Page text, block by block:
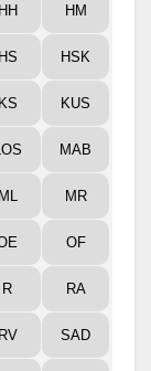
HH HM
HS HSK
KS KUS
LOS MAB
ML MR
OF
R RA
RV SAD